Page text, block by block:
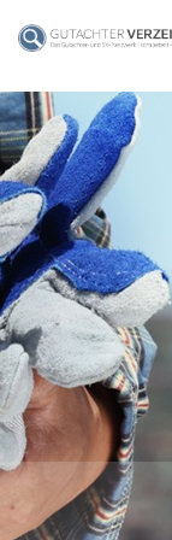
☗ Start
Gutachter in
Gutachter in
Gutachter in
Gutachter in
Gutachter in
Gutachter in
PLZ Gebiet 0
PLZ Gebiet 1